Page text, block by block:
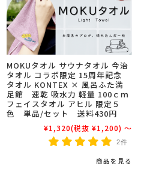
MOKUタオル サウナタオル 今治
タオル コラボ限定 15周年記念
タオル KONTEX × 風呂ふた満
足館 速乾 吸水力 軽量 100ｃｍ
フェイスタオル アヒル 限定５
色 単品/セット 送料430円
¥1,320(税抜 ¥1,200) ～
2件
商品を見る